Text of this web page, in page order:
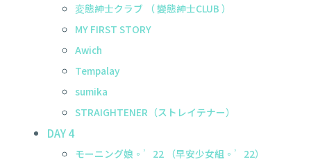
変態紳士クラブ （ 變態紳士CLUB ）
MY FIRST STORY
Awich
Tempalay
sumika
STRAIGHTENER（ストレイテナー）
DAY 4
モーニング娘。’22 （早安少女組。’22）